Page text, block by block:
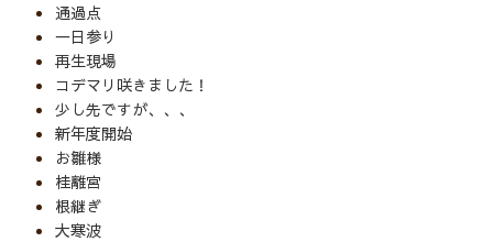
通過点
一日参り
再生現場
コデマリ咲きました！
少し先ですが、、、
新年度開始
お雛様
桂離宮
根継ぎ
大寒波